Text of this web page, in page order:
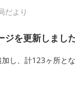
だより
ジを更新しました
し、計123ヶ所と